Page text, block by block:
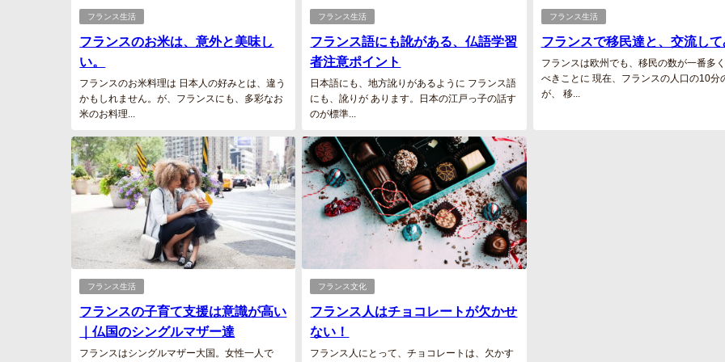
フランス生活
フランスのお米は、意外と美味し
い。
フランスのお米料理は 日本人の好みとは、違う
かもしれません。が、フランスにも、多彩なお
米のお料理...
フランス生活
フランス語にも訛がある、仏語学習
者注意ポイント
日本語にも、地方訛りがあるように フランス語
にも、訛りが あります。日本の江戸っ子の話す
のが標準...
フランス生活
フランスで移民達と、交流して
フランスは欧州でも、移民の数が一番多く
べきことに 現在、フランスの人口の10分
が、 移...
フランス生活
フランスの子育て支援は意識が高い
｜仏国のシングルマザー達
フランスはシングルマザー大国。女性一人で
フランス文化
フランス人はチョコレートが欠かせ
ない！
フランス人にとって、チョコレートは、欠かす